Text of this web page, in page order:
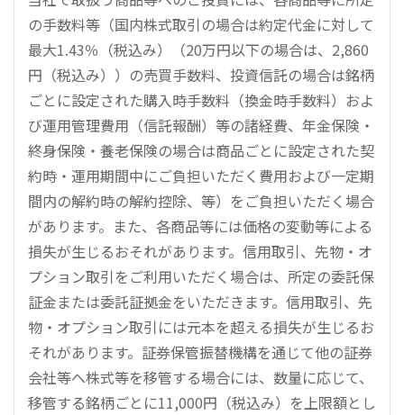
の手数料等（国内株式取引の場合は約定代金に対して
最大1.43％（税込み）（20万円以下の場合は、2,860
円（税込み））の売買手数料、投資信託の場合は銘柄
ごとに設定された購入時手数料（換金時手数料）およ
び運用管理費用（信託報酬）等の諸経費、年金保険・
終身保険・養老保険の場合は商品ごとに設定された契
約時・運用期間中にご負担いただく費用および一定期
間内の解約時の解約控除、等）をご負担いただく場合
があります。また、各商品等には価格の変動等による
損失が生じるおそれがあります。信用取引、先物・オ
プション取引をご利用いただく場合は、所定の委託保
証金または委託証拠金をいただきます。信用取引、先
物・オプション取引には元本を超える損失が生じるお
それがあります。証券保管振替機構を通じて他の証券
会社等へ株式等を移管する場合には、数量に応じて、
移管する銘柄ごとに11,000円（税込み）を上限額とし